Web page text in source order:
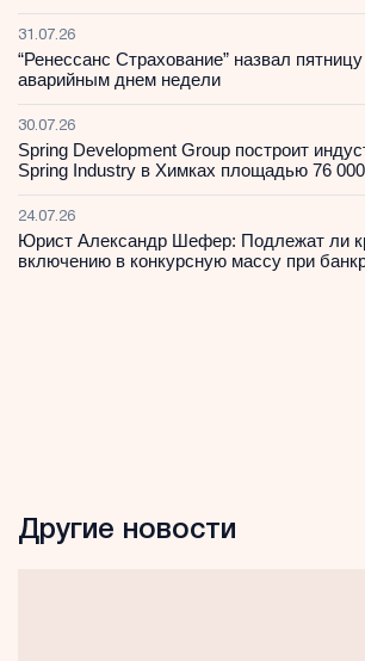
31.07.26
“Ренессанс Страхование” назвал
аварийным днем недели
30.07.26
Spring Development Group построит
Spring Industry в Химках площадью 76
24.07.26
Юрист Александр Шефер: Подлежат ли
включению в конкурсную массу при
Другие новости